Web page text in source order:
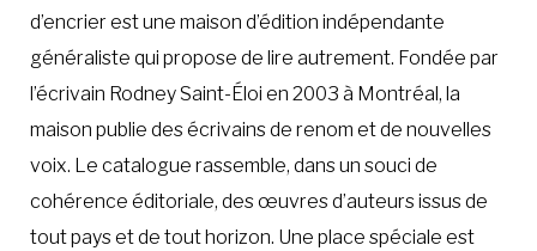
d’encrier est une maison d’édition indépendante
généraliste qui propose de lire autrement. Fondée par
l’écrivain Rodney Saint-Éloi en 2003 à Montréal, la
maison publie des écrivains de renom et de nouvelles
voix. Le catalogue rassemble, dans un souci de
cohérence éditoriale, des œuvres d’auteurs issus de
tout pays et de tout horizon. Une place spéciale est